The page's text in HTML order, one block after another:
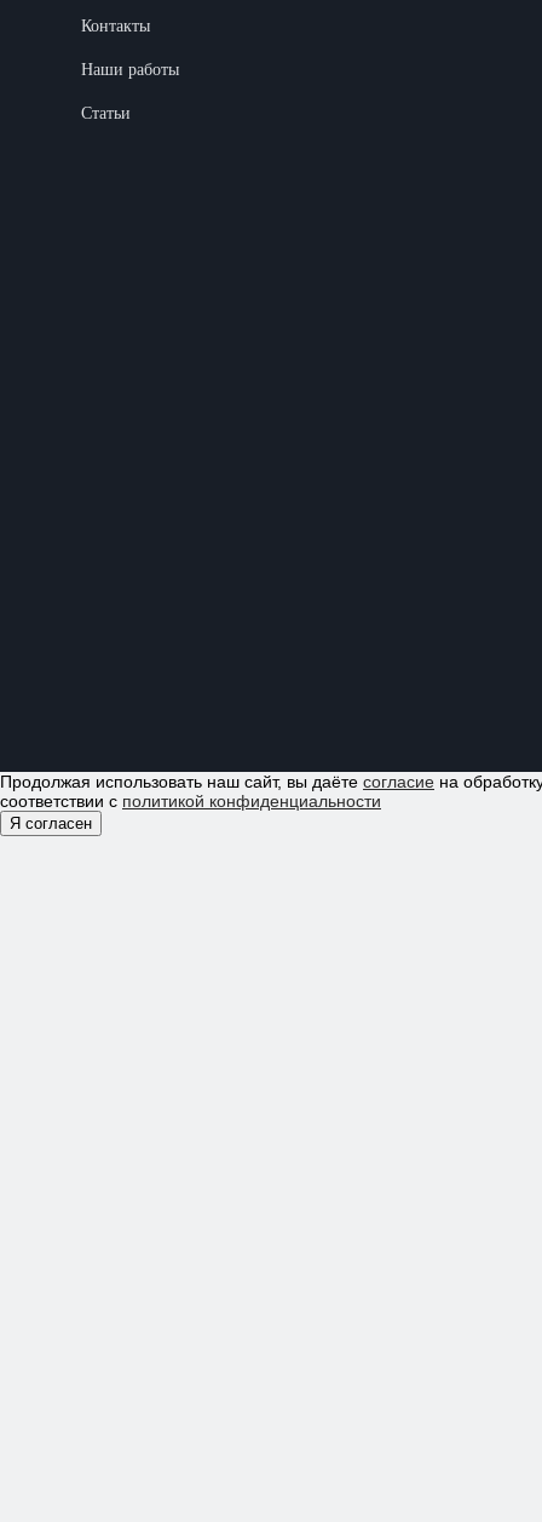
Контакты
Наши работы
Статьи
Продолжая использовать наш сайт, вы даёте согласие на
соответствии с политикой конфиденциальности
Я согласен